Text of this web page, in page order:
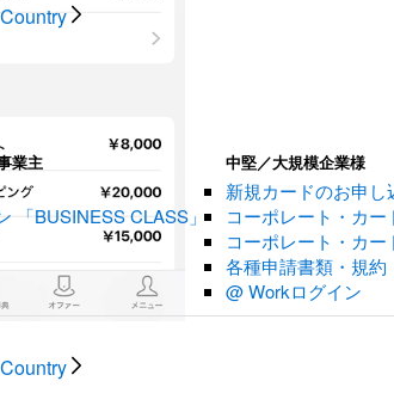
業主
「BUSINESS CLASS」
中堅／大規模企業様
新規カードのお申し
コーポレート・カ
コーポレート・カー
各種申請書類・規約
@ Workログイン